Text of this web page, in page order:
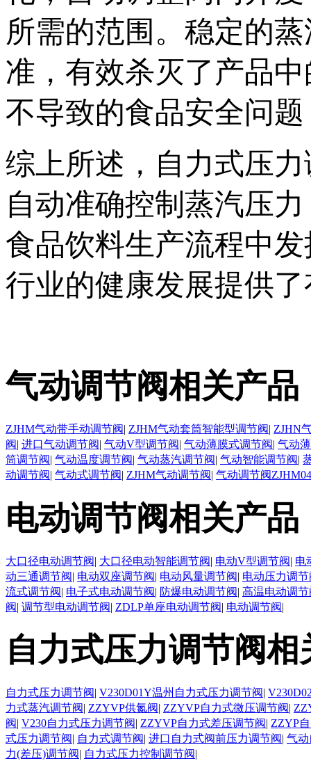
所需的范围。稳定的
准，有效杀灭了产品
不导致的食品安全问
综上所述，自力式压
自动准确控制蒸汽压
食品饮料生产流程中
行业的健康发展提供
气动调节阀相关产品
ZJHM气动带手动调节阀| ZJHM气动套筒智能型调节阀| ZJHN
阀| 进口气动调节阀| 气动V型调节阀| 气动薄膜式调节阀| 气动
筒调节阀| 气动温度调节阀| 气动蒸汽调节阀| 气动智能调节阀|
动调节阀| 气动式调节阀| ZJHM气动调节阀| 气动调节阀ZJHM04
电动调节阀相关产品
大口径电动调节阀| 大口径电动智能调节阀| 电动V型调节阀| 电
动三通调节阀| 电动双座调节阀| 电动风量调节阀| 电动压力调节
流式调节阀| 电子式电动调节阀| 防爆电动调节阀| 高温电动调节
阀| 调节型电动调节阀| ZDLP单座电动调节阀| 电动调节阀|
自力式压力调节阀相
自力式压力调节阀| V230D01Y温州自力式压力调节阀|
力式蒸汽调节阀| ZZYVP供氮阀| ZZYVP自力式微压调节阀|
阀| V230自力式压力调节阀| ZZYVP自力式差压调节阀| ZZYP
式压力调节阀| 自力式调节阀| 进口自力式阀前压力调节阀| 气
力(差压)调节阀| 自力式压力控制调节阀|